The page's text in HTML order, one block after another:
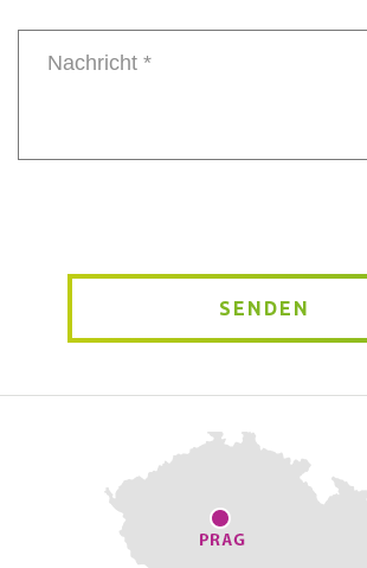
number
SENDEN